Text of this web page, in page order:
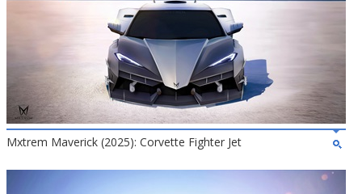
Mxtrem Maverick (2025): Corvette Fighter Jet